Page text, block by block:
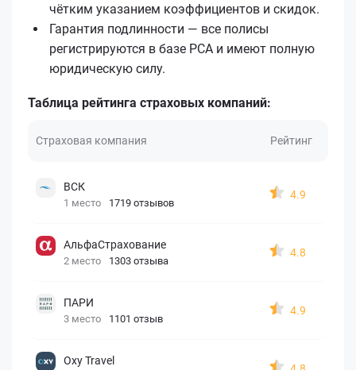
чётким указанием коэффициентов и скидок.
Гарантия подлинности — все полисы
регистрируются в базе РСА и имеют полную
юридическую силу.
Таблица рейтинга страховых компаний:
Страховая компания Рейтинг
ВСК
1 место 1719 отзывов
4.9
АльфаСтрахование
2 место 1303 отзыва
4.8
ПАРИ
3 место 1101 отзыв
4.9
Oxy Travel